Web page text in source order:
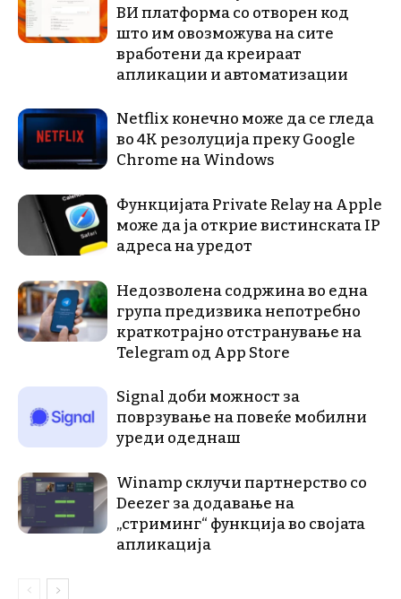
ВИ платформа со отворен код
што им овозможува на сите
вработени да креираат
апликации и автоматизации
Netflix конечно може да се гледа
во 4K резолуција преку Google
Chrome на Windows
Функцијата Private Relay на Apple
може да ја открие вистинската IP
адреса на уредот
Недозволена содржина во една
група предизвика непотребно
краткотрајно отстранување на
Telegram од App Store
Signal доби можност за
поврзување на повеќе мобилни
уреди одеднаш
Winamp склучи партнерство со
Deezer за додавање на
„стриминг“ функција во својата
апликација